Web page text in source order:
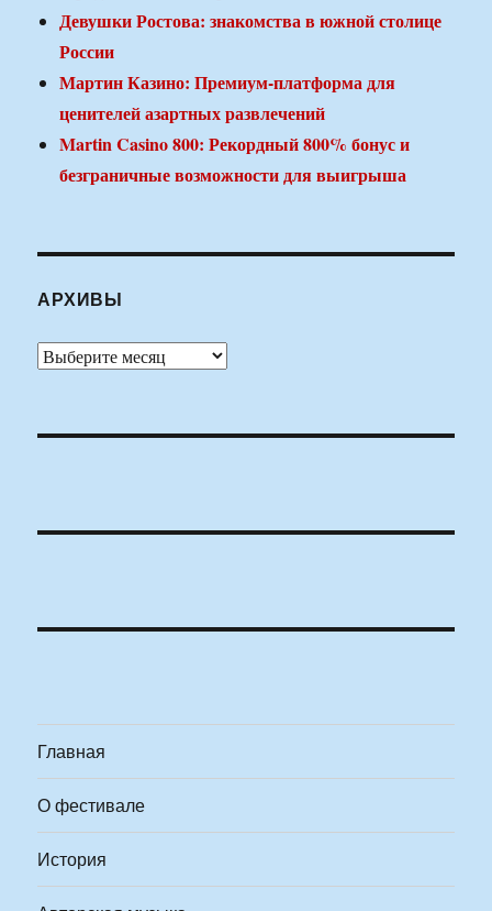
Девушки Ростова: знакомства в южной столице
России
Мартин Казино: Премиум-платформа для
ценителей азартных развлечений
Martin Casino 800: Рекордный 800% бонус и
безграничные возможности для выигрыша
АРХИВЫ
Архивы
Главная
О фестивале
История